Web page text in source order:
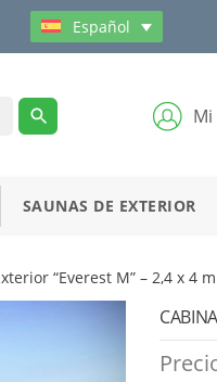
Español
SAUNAS DE EXTERIOR
“Everest M” – 2,4 x 4 m